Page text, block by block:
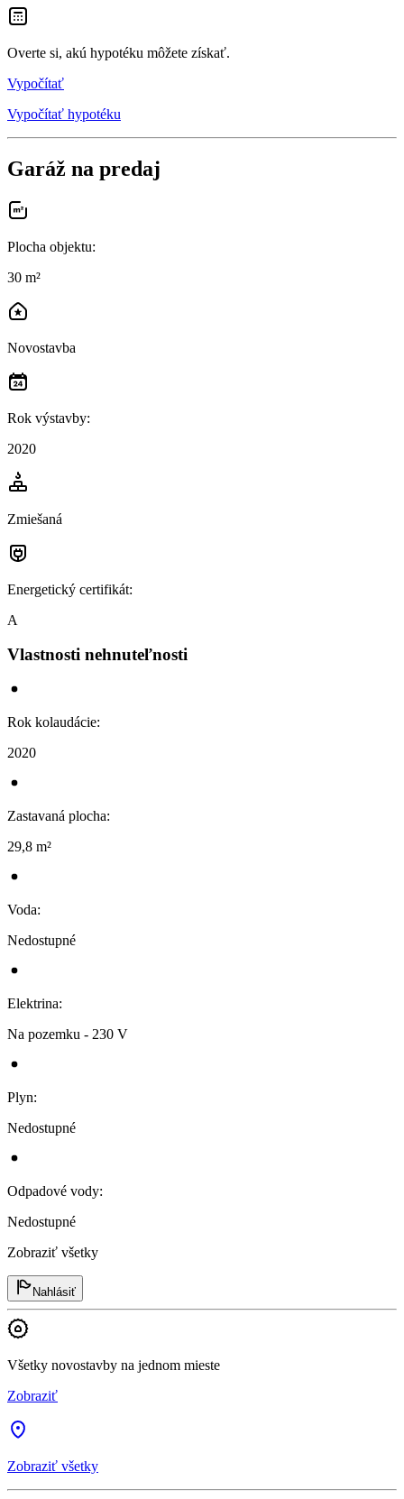
Overte si, akú hypotéku môžete získať.
Vypočítať
Vypočítať hypotéku
Garáž na predaj
Plocha objektu:
30 m²
Novostavba
Rok výstavby:
2020
Zmiešaná
Energetický certifikát:
A
Vlastnosti nehnuteľnosti
Rok kolaudácie:
2020
Zastavaná plocha:
29,8 m²
Voda:
Nedostupné
Elektrina:
Na pozemku - 230 V
Plyn:
Nedostupné
Odpadové vody:
Nedostupné
Zobraziť všetky
Nahlásiť
Všetky novostavby na jednom mieste
Zobraziť
Zobraziť všetky